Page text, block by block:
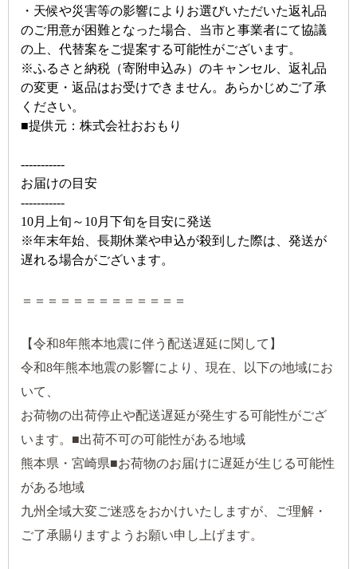
・天候や災害等の影響によりお選びいただいた返礼品
のご用意が困難となった場合、当市と事業者にて協議
の上、代替案をご提案する可能性がございます。
※ふるさと納税（寄附申込み）のキャンセル、返礼品
の変更・返品はお受けできません。あらかじめご了承
ください。
■提供元：株式会社おおもり
-----------
お届けの目安
-----------
10月上旬～10月下旬を目安に発送
※年末年始、長期休業や申込が殺到した際は、発送が
遅れる場合がございます。
＝＝＝＝＝＝＝＝＝＝＝＝＝
【令和8年熊本地震に伴う配送遅延に関して】
令和8年熊本地震の影響により、現在、以下の地域にお
いて、
お荷物の出荷停止や配送遅延が発生する可能性がござ
います。■出荷不可の可能性がある地域
熊本県・宮崎県■お荷物のお届けに遅延が生じる可能性
がある地域
九州全域大変ご迷惑をおかけいたしますが、ご理解・
ご了承賜りますようお願い申し上げます。